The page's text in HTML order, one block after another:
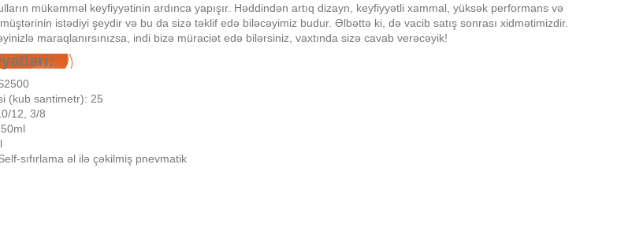
mükəmməl keyfiyyətinin ardınca yapışır. Həddindən artıq dizayn, keyfiyyətli xammal, yüksək performans və
istədiyi şeydir və bu da sizə təklif edə biləcəyimiz budur. Əlbəttə ki, də vacib satış sonrası xidmətimizdir.
maraqlanırsınızsa, indi bizə müraciət edə bilərsiniz, vaxtında sizə cavab verəcəyik!
(kub santimetr): 25
12, 3/8
sıfırlama əl ilə çəkilmiş pnevmatik